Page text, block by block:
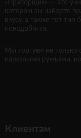
«Прапорщик» — это
котором вы найдете
вкусу, а также тот тип
понадобится.
Мы торгуем не только
нарезными ружьями,
Клиентам